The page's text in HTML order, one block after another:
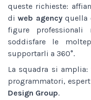
queste richieste:
diweb agencyquella
figure
soddisfare le
supportarli a 360°.
La squadra si
programmatori,
Design Group.